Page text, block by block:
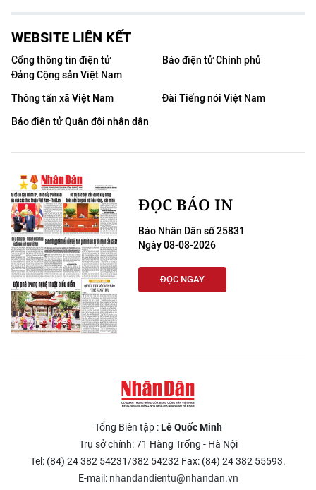
WEBSITE LIÊN KẾT
Cổng thông tin điện tử
Đảng Cộng sản Việt Nam
Báo điện tử Chính phủ
Thông tấn xã Việt Nam
Đài Tiếng nói Việt Nam
Báo điện tử Quân đội nhân dân
ĐỌC BÁO IN
Báo Nhân Dân số 25831
Ngày 08-08-2026
ĐỌC NGAY
Tổng Biên tập :Lê Quốc Minh
Trụ sở chính: 71 Hàng Trống - Hà Nội
Tel: (84) 24 382 54231/382 54232 Fax: (84) 24 382 55593.
E-mail: nhandandientu@nhandan.vn